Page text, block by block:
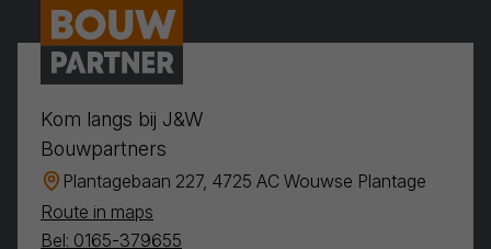
Kom langs bij J&W
Bouwpartners
Plantagebaan 227, 4725 AC Wouwse Plantage
Route in maps
Bel: 0165-379655